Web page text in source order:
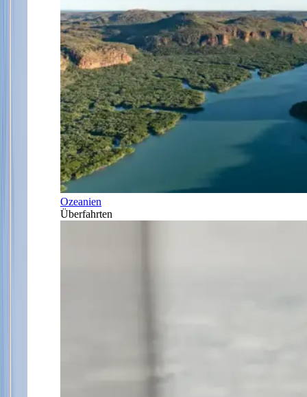
Ozeanien
Überfahrten